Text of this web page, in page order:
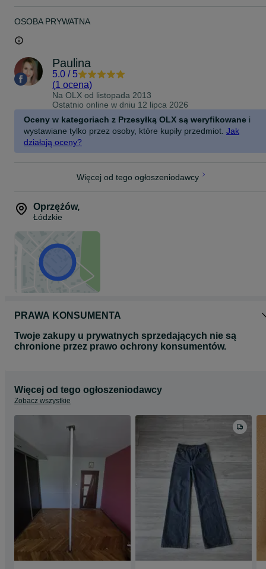
OSOBA PRYWATNA
Paulina
5.0 / 5
(1 ocena)
Na OLX od listopada 2013
Ostatnio online w dniu 12 lipca 2026
Oceny w kategoriach z Przesyłką OLX są weryfikowane i
wystawiane tylko przez osoby, które kupiły przedmiot. Jak
działają oceny?
Więcej od tego ogłoszeniodawcy
Oprzężów,
Łódzkie
PRAWA KONSUMENTA
Twoje zakupy u prywatnych sprzedających nie są
chronione przez prawo ochrony konsumentów.
Więcej od tego ogłoszeniodawcy
Zobacz wszystkie